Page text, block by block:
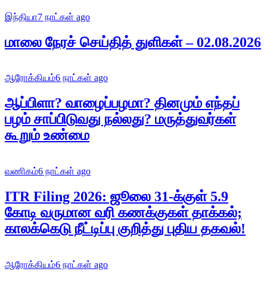
இந்தியா7 நாட்கள் ago
மாலை நேரச் செய்தித் துளிகள் – 02.08.2026
ஆரோக்கியம்6 நாட்கள் ago
ஆப்பிளா? வாழைப்பழமா? தினமும் எந்தப்
பழம் சாப்பிடுவது நல்லது? மருத்துவர்கள்
கூறும் உண்மை
வணிகம்6 நாட்கள் ago
ITR Filing 2026: ஜூலை 31-க்குள் 5.9
கோடி வருமான வரி கணக்குகள் தாக்கல்;
காலக்கெடு நீட்டிப்பு குறித்து புதிய தகவல்!
ஆரோக்கியம்6 நாட்கள் ago